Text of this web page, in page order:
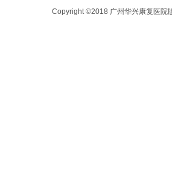
Copyright ©2018 广州华兴康复医院